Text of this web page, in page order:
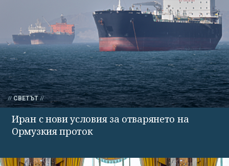
СВЕТЪТ
Иран с нови условия за отварянето на
Ормузкия проток